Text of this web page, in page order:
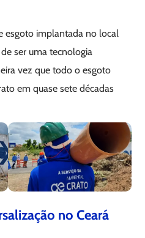
esgoto implantada no local
ser uma tecnologia
vez que todo o esgoto
em quase sete décadas
no Ceará